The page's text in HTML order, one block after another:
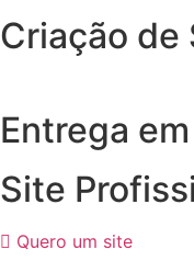
Criação de
Entrega
Site
Quero um site